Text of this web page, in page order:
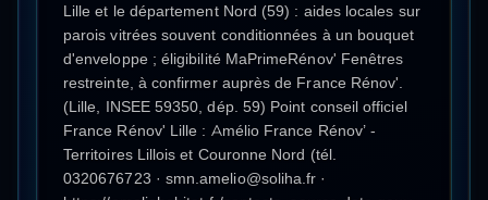
Lille et le département Nord (59) : aides locales sur
parois vitrées souvent conditionnées à un bouquet
d'enveloppe ; éligibilité MaPrimeRénov' Fenêtres
restreinte, à confirmer auprès de France Rénov'.
(Lille, INSEE 59350, dép. 59) Point conseil officiel
France Rénov' Lille : Amélio France Rénov’ -
Territoires Lillois et Couronne Nord (tél.
0320676723 · smn.amelio@soliha.fr ·